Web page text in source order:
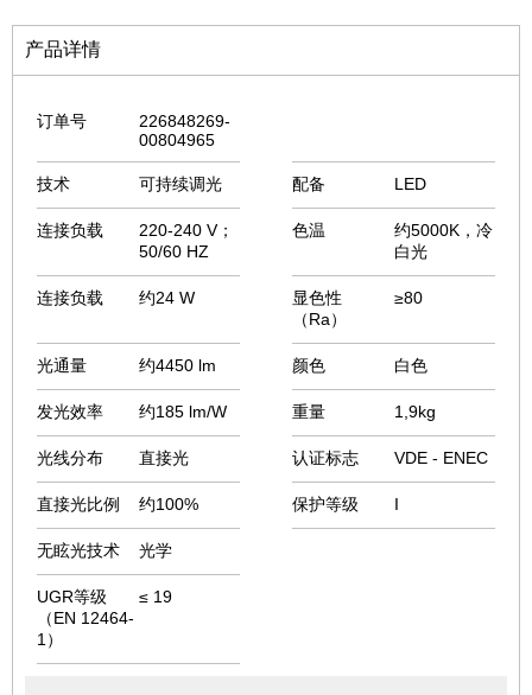
产品详情
订单号
226848269-
00804965
技术 可持续调光
连接负载
220-240 V；
50/60 HZ
连接负载 约24 W
光通量 约4450 lm
发光效率 约185 lm/W
光线分布 直接光
直接光比例 约100%
无眩光技术 光学
UGR等级
（EN 12464-
1）
≤ 19
配备 LED
色温
约5000K，冷
白光
显色性
（Ra）
≥80
颜色 白色
重量 1,9kg
认证标志 VDE - ENEC
保护等级 I